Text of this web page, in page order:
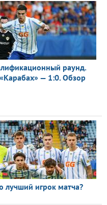
раунд.
— 1:0. Обзор
лучший игрок матча?